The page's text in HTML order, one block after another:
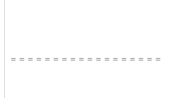
＝＝＝＝＝＝＝＝＝＝＝＝＝＝＝＝＝＝